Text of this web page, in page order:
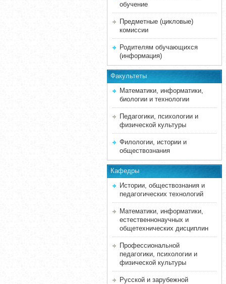
обучение
Предметные (цикловые)
комиссии
Родителям обучающихся
(информация)
Факультеты
Математики, информатики,
биологии и технологии
Педагогики, психологии и
физической культуры
Филологии, истории и
обществознания
Кафедры
Истории, обществознания и
педагогических технологий
Математики, информатики,
естественнонаучных и
общетехнических дисциплин
Профессиональной
педагогики, психологии и
физической культуры
Русской и зарубежной